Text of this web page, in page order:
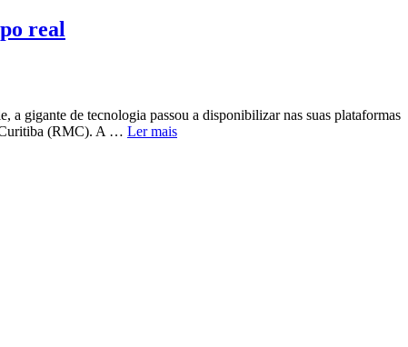
real
gigante de tecnologia passou a disponibilizar nas suas plataformas
Curitiba (RMC). A … Ler mais